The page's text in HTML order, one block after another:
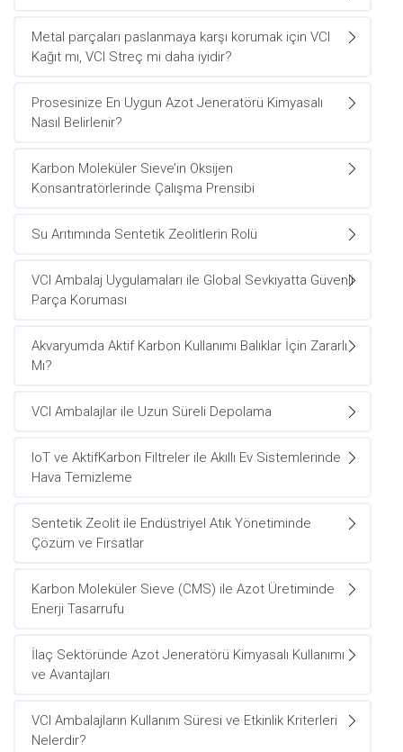
Metal parçaları paslanmaya karşı korumak için VCI
Kağıt mı, VCI Streç mi daha iyidir?
Prosesinize En Uygun Azot Jeneratörü Kimyasalı
Nasıl Belirlenir?
Karbon Moleküler Sieve’in Oksijen
Konsantratörlerinde Çalışma Prensibi
Su Arıtımında Sentetik Zeolitlerin Rolü
VCI Ambalaj Uygulamaları ile Global Sevkiyatta Güvenli
Parça Koruması
Akvaryumda Aktif Karbon Kullanımı Balıklar İçin Zararlı
Mı?
VCI Ambalajlar ile Uzun Süreli Depolama
IoT ve AktifKarbon Filtreler ile Akıllı Ev Sistemlerinde
Hava Temizleme
Sentetik Zeolit ile Endüstriyel Atık Yönetiminde
Çözüm ve Fırsatlar
Karbon Moleküler Sieve (CMS) ile Azot Üretiminde
Enerji Tasarrufu
İlaç Sektöründe Azot Jeneratörü Kimyasalı Kullanımı
ve Avantajları
VCI Ambalajların Kullanım Süresi ve Etkinlik Kriterleri
Nelerdir?